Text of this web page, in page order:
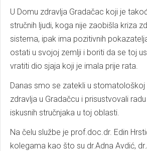
U Domu zdravlja Gradačac koji je
stručnih ljudi, koga nije zaobišla kriza
sistema, ipak ima pozitivnih
ostati u svojoj zemlji i boriti da se toj
vratiti dio sjaja koji je imala prije rata.
Danas smo se zatekli u stomatološkoj
zdravlja u Gradačcu i prisustvovali
iskusnih stručnjaka u toj oblasti.
Na čelu službe je prof.doc.dr. Edin
kolegama kao što su dr.Adna Avdić,